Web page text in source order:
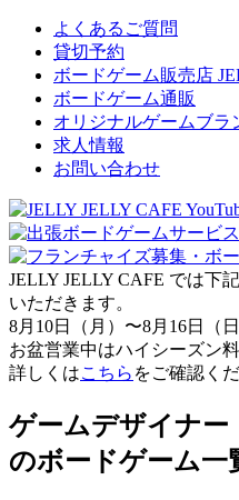
よくあるご質問
貸切予約
ボードゲーム販売店
ボードゲーム通販
オリジナルゲームブラ
求人情報
お問い合わせ
JELLY JELLY CAFE では下
いただきます。
8月10日（月）〜8月16日（日
お盆営業中はハイシーズン
詳しくはこちら をご確認くだ
ゲームデザイナー
のボードゲーム一